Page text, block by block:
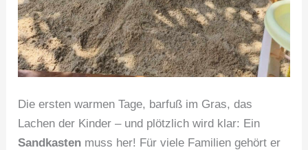
Die ersten warmen Tage, barfuß im Gras, das
Lachen der Kinder – und plötzlich wird klar: Ein
Sandkasten muss her! Für viele Familien gehört er